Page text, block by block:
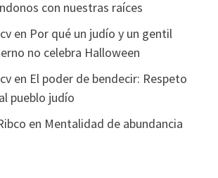
con nuestras raíces
en Por qué un judío y un gentil
no celebra Halloween
en El poder de bendecir: Respeto
pueblo judío
en Mentalidad de abundancia